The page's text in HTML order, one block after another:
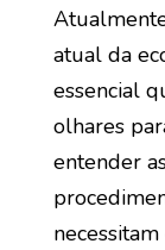
atual da
essencial
olhares
entender